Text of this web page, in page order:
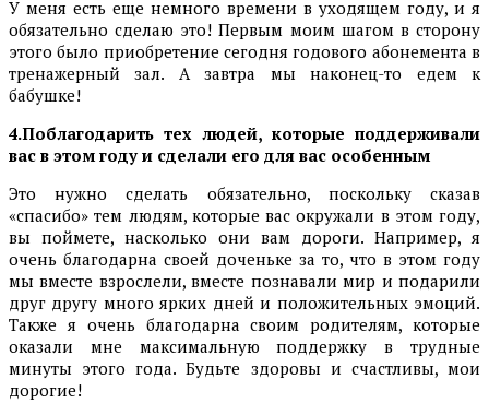
У меня есть еще немного времени в уходящем году, и я
обязательно сделаю это! Первым моим шагом в сторону
этого было приобретение сегодня годового абонемента в
тренажерный зал. А завтра мы наконец-то едем к
бабушке!
4.Поблагодарить тех людей, которые поддерживали
вас в этом году и сделали его для вас особенным
Это нужно сделать обязательно, поскольку сказав
«спасибо» тем людям, которые вас окружали в этом году,
вы поймете, насколько они вам дороги. Например, я
очень благодарна своей доченьке за то, что в этом году
мы вместе взрослели, вместе познавали мир и подарили
друг другу много ярких дней и положительных эмоций.
Также я очень благодарна своим родителям, которые
оказали мне максимальную поддержку в трудные
минуты этого года. Будьте здоровы и счастливы, мои
дорогие!